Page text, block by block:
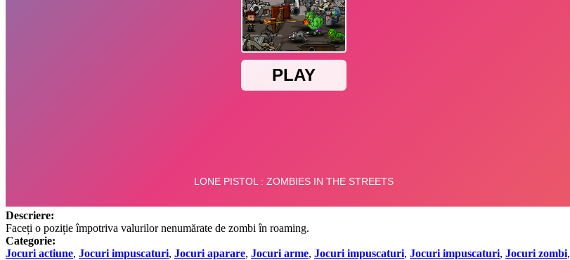
Descriere:
Faceți o poziție împotriva valurilor nenumărate de zombi în roaming.
Categorie:
Jocuri actiune, Jocuri impuscaturi, Jocuri aparare, Jocuri arme, Jocuri impuscaturi, Jocuri impuscaturi, Jocuri zombi,